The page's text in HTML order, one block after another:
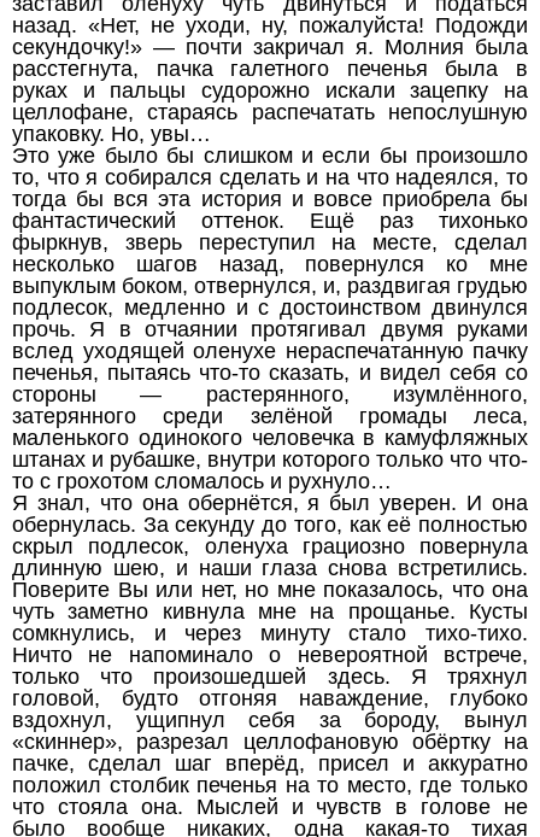
назад. «Нет, не уходи, ну, пожалуйста! Подожди
секундочку!» — почти закричал я. Молния была
расстегнута, пачка галетного печенья была в
руках и пальцы судорожно искали зацепку на
целлофане, стараясь распечатать непослушную
упаковку. Но, увы…
Это уже было бы слишком и если бы произошло
то, что я собирался сделать и на что надеялся, то
тогда бы вся эта история и вовсе приобрела бы
фантастический оттенок. Ещё раз тихонько
фыркнув, зверь переступил на месте, сделал
несколько шагов назад, повернулся ко мне
выпуклым боком, отвернулся, и, раздвигая грудью
подлесок, медленно и с достоинством двинулся
прочь. Я в отчаянии протягивал двумя руками
вслед уходящей оленухе нераспечатанную пачку
печенья, пытаясь что-то сказать, и видел себя со
стороны — растерянного, изумлённого,
затерянного среди зелёной громады леса,
маленького одинокого человечка в камуфляжных
штанах и рубашке, внутри которого только что что-
то с грохотом сломалось и рухнуло…
Я знал, что она обернётся, я был уверен. И она
обернулась. За секунду до того, как её полностью
скрыл подлесок, оленуха грациозно повернула
длинную шею, и наши глаза снова встретились.
Поверите Вы или нет, но мне показалось, что она
чуть заметно кивнула мне на прощанье. Кусты
сомкнулись, и через минуту стало тихо-тихо.
Ничто не напоминало о невероятной встрече,
только что произошедшей здесь. Я тряхнул
головой, будто отгоняя наваждение, глубоко
вздохнул, ущипнул себя за бороду, вынул
«скиннер», разрезал целлофановую обёртку на
пачке, сделал шаг вперёд, присел и аккуратно
положил столбик печенья на то место, где только
что стояла она. Мыслей и чувств в голове не
было вообще никаких, одна какая-то тихая